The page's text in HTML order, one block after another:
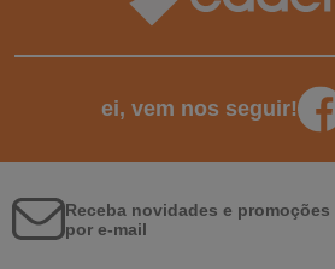
ei, vem nos seguir!
Receba novidades e
por e-mail